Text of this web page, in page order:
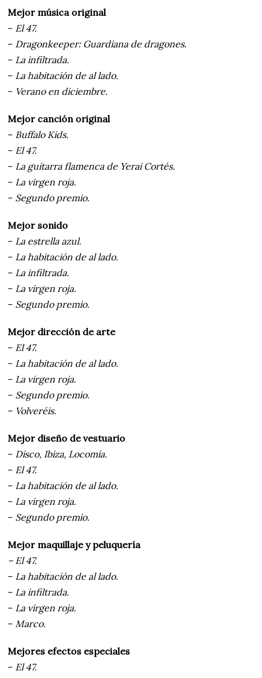
Mejor música original
– El 47.
– Dragonkeeper: Guardiana de dragones.
– La infiltrada.
– La habitación de al lado.
– Verano en diciembre.
Mejor canción original
– Buffalo Kids.
– El 47.
– La guitarra flamenca de Yerai Cortés.
– La virgen roja.
– Segundo premio.
Mejor sonido
– La estrella azul.
– La habitación de al lado.
– La infiltrada.
– La virgen roja.
– Segundo premio.
Mejor dirección de arte
– El 47.
– La habitación de al lado.
– La virgen roja.
– Segundo premio.
– Volveréis.
Mejor diseño de vestuario
– Disco, Ibiza, Locomía.
– El 47.
– La habitación de al lado.
– La virgen roja.
– Segundo premio.
Mejor maquillaje y peluquería
– El 47.
– La habitación de al lado.
– La infiltrada.
– La virgen roja.
– Marco.
Mejores efectos especiales
– El 47.